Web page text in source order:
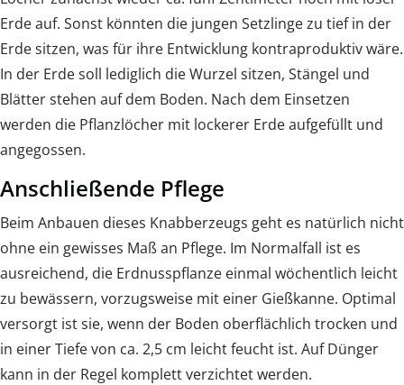
Erde auf. Sonst könnten die jungen Setzlinge zu tief in der
Erde sitzen, was für ihre Entwicklung kontraproduktiv wäre.
In der Erde soll lediglich die Wurzel sitzen, Stängel und
Blätter stehen auf dem Boden. Nach dem Einsetzen
werden die Pflanzlöcher mit lockerer Erde aufgefüllt und
angegossen.
Anschließende Pflege
Beim Anbauen dieses Knabberzeugs geht es natürlich nicht
ohne ein gewisses Maß an Pflege. Im Normalfall ist es
ausreichend, die Erdnusspflanze einmal wöchentlich leicht
zu bewässern, vorzugsweise mit einer Gießkanne. Optimal
versorgt ist sie, wenn der Boden oberflächlich trocken und
in einer Tiefe von ca. 2,5 cm leicht feucht ist. Auf Dünger
kann in der Regel komplett verzichtet werden.